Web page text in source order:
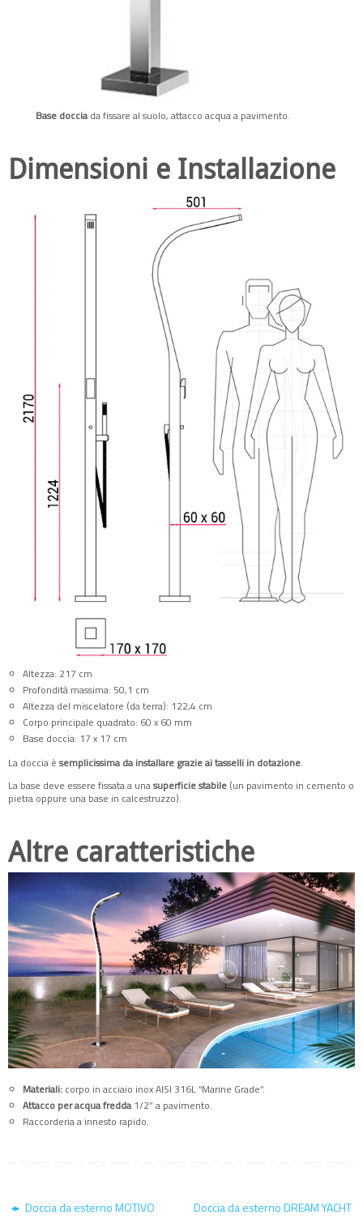
Base doccia da fissare al suolo, attacco acqua a pavimento.
Dimensioni e Installazione
Altezza: 217 cm
Profondità massima: 50,1 cm
Altezza del miscelatore (da terra): 122,4 cm
Corpo principale quadrato: 60 x 60 mm
Base doccia: 17 x 17 cm
La doccia è semplicissima da installare grazie ai tasselli in dotazione.
La base deve essere fissata a unasuperficie stabile (un pavimento in cemento o
pietra oppure una base in calcestruzzo).
Altre caratteristiche
Materiali: corpo in acciaio inox AISI 316L “Marine Grade”.
Attacco per acqua fredda 1/2” a pavimento.
Raccorderia a innesto rapido.
Doccia da esterno MOTIVO Doccia da esterno DREAM YACHT